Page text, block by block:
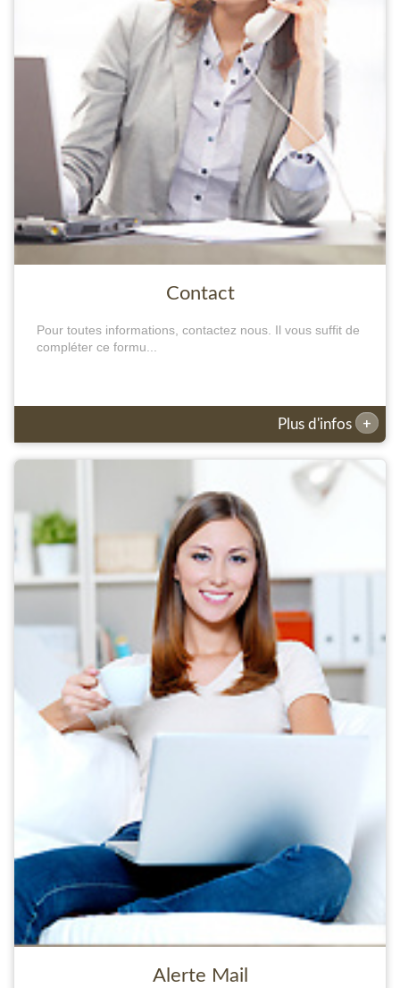
Contact
Pour toutes informations, contactez nous. Il vous suffit de
compléter ce formu...
Plus d'infos +
Alerte Mail